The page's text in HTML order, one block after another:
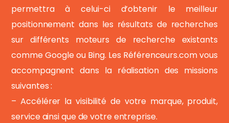
permettra à celui-ci d’obtenir le meilleur
positionnement dans les résultats de recherches
sur différents moteurs de recherche existants
comme Google ou Bing. Les Référenceurs.com vous
accompagnent dans la réalisation des missions
suivantes :
– Accélérer la visibilité de votre marque, produit,
service ainsi que de votre entreprise.